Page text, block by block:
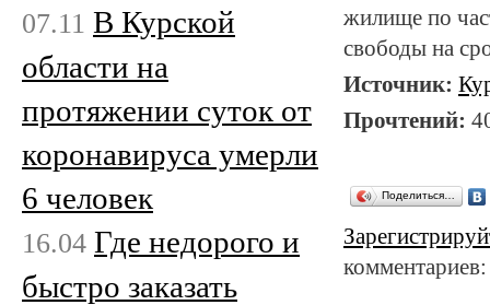
жилище по
свободы на
Источник:
Прочтений:
Поделиться…
07.11 В Курской
области на
протяжении суток от
коронавируса умерли
6 человек
16.04 Где недорого и
быстро заказать